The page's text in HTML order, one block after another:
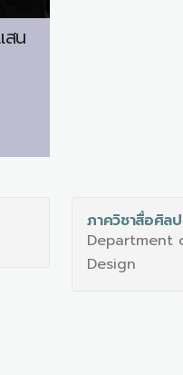
น
ภาควิชาสื่อศิล
Department
Design